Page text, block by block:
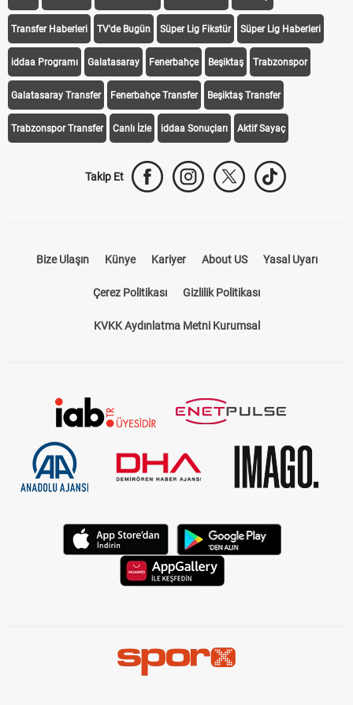
Transfer Haberleri TV'de Bugün Süper Lig Fikstür Süper Lig Haberleri
iddaa Programı Galatasaray Fenerbahçe Beşiktaş Trabzonspor
Galatasaray Transfer Fenerbahçe Transfer Beşiktaş Transfer
Trabzonspor Transfer Canlı İzle iddaa Sonuçları Aktif Sayaç
Takip Et
Bize Ulaşın Künye Kariyer About US Yasal Uyarı
Çerez Politikası Gizlilik Politikası
KVKK Aydınlatma Metni Kurumsal